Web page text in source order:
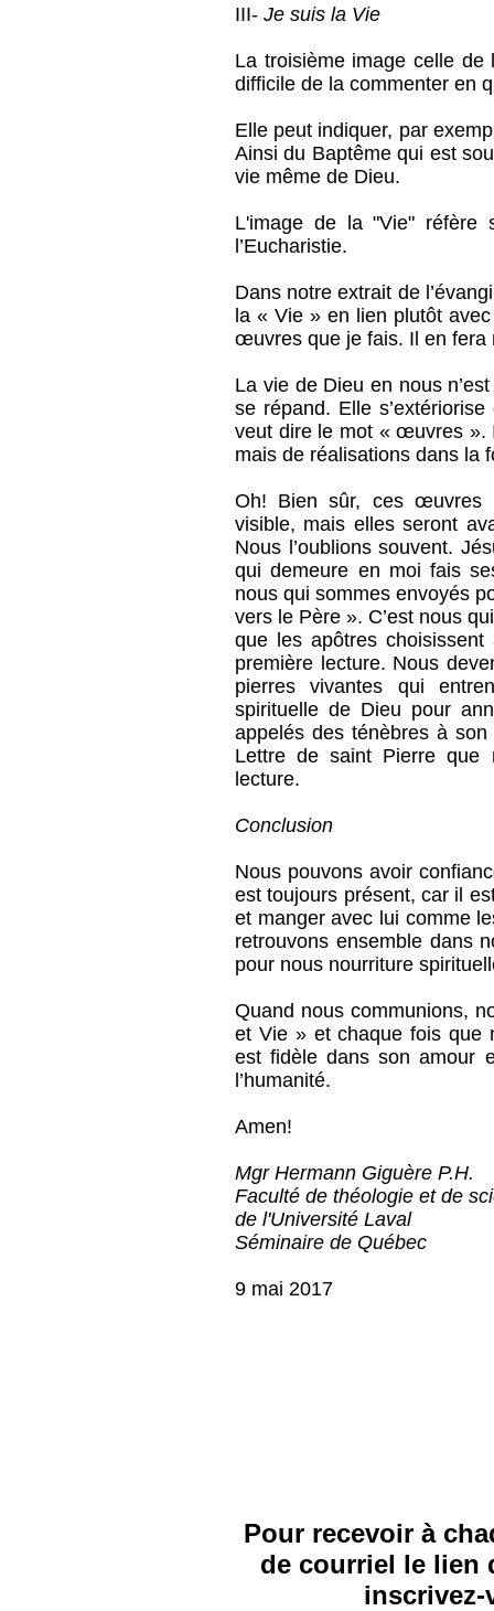
III-Je suis la Vie
La troisième image celle de
difficile de la commenter en
Elle peut indiquer, par
Ainsi du Baptême qui est
vie même de Dieu.
L'image de la "Vie"
l’Eucharistie.
Dans notre extrait de
la « Vie » en lien plutôt
œuvres que je fais. Il en fera
La vie de Dieu en nous
se répand. Elle
veut dire le mot « œuvres ».
mais de réalisations dans la
Oh! Bien sûr, ces œuvres
visible, mais elles seront
Nous l’oublions souvent.
qui demeure en moi fais
nous qui sommes envoyés
vers le Père ». C’est nous
que les apôtres
première lecture. Nous
pierres vivantes qui
spirituelle de Dieu pour
appelés des ténèbres à
Lettre de saint Pierre que
lecture.
Conclusion
Nous pouvons avoir
est toujours présent, car il
et manger avec lui comme
retrouvons ensemble dans
pour nous nourriture
Quand nous communions,
et Vie » et chaque fois que
est fidèle dans son amour
l’humanité.
Amen!
Mgr Hermann Giguère P.H.
Faculté de théologie et de
de l'Université Laval
Séminaire de Québec
9 mai 2017
Pour recevoir à
de courriel le lien